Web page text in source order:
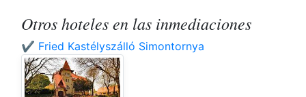
Otros hoteles en las inmediaciones
✔️ Fried Kastélyszálló Simontornya